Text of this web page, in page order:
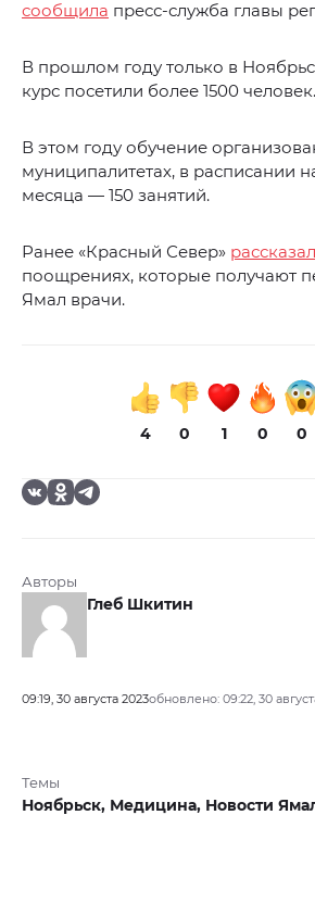
сообщила пресс-служба главы
В прошлом году только в
курс посетили более 1500 человек.
В этом году обучение
муниципалитетах, в расписании
месяца — 150 занятий.
Ранее «Красный Север» рассказал
поощрениях, которые получают
Ямал врачи.
4 0 1 0 0
Авторы
Глеб Шкитин
09:19, 30 августа 2023обновлено: 09:22, 30
Темы
Ноябрьск, Медицина, Новости